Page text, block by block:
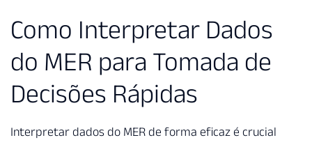
Como Interpretar Dados
do MER para Tomada de
Decisões Rápidas
Interpretar dados do MER de forma eficaz é crucial